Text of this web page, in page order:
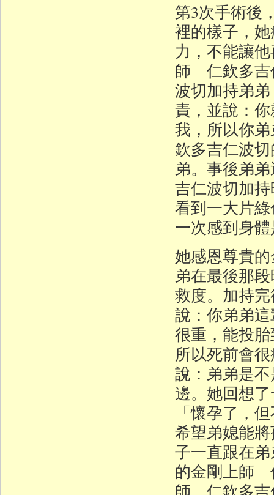
第3次手術後
裡的樣子，
力，不能讓
師 仁欽多吉
波切加持弟
責，並說：
我，所以你
欽多吉仁波
弟。事後弟
吉仁波切加
看到一大片
一次感到身
她感恩尊貴
弟在最後那
救度。加持
說：你弟弟
很重，能投
所以死前會
說：弟弟是
邊。她回想
「懷孕了，
希望弟媳能
子一直跟在
的金剛上師
師 仁欽多吉